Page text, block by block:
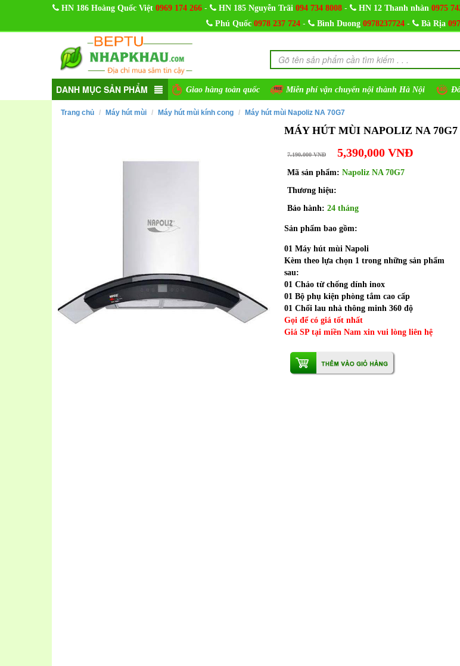
HN 186 Hoàng Quốc Việt 0969 174 266- HN 185 Nguyễn Trãi 094 734 8008- HN 12 Thanh nhàn 0975
Phú Quốc 0978 237 724 - Bình Duong 0978237724 - Bà Rịa
DANH MỤC SẢN PHẨM Giao hàng toàn quốc Miễn phí vận chuyển nội thành Hà Nội
Trang chủ Máy hút mùi Máy hút mùi kính cong Máy hút mùi Napoliz NA 70G7
MÁY HÚT MÙI NAPOLIZ NA 70G7
7.190.000 VNĐ 5,390,000 VNĐ
Mã sản phẩm: Napoliz NA 70G7
Thương hiệu:
Bảo hành: 24 tháng
Sản phẩm bao gồm:
01 Máy hút mùi Napoli
Kèm theo lựa chọn 1 trong những sản phẩm
sau:
01 Chảo từ chống dính inox
01 Bộ phụ kiện phòng tắm cao cấp
01 Chổi lau nhà thông minh 360 độ
Gọi để có giá tốt nhất
Giá SP tại miền Nam xin vui lòng liên hệ